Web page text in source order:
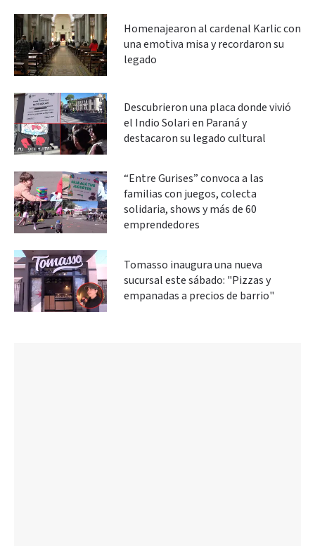
Homenajearon al cardenal Karlic con
una emotiva misa y recordaron su
legado
Descubrieron una placa donde vivió
el Indio Solari en Paraná y
destacaron su legado cultural
“Entre Gurises” convoca a las
familias con juegos, colecta
solidaria, shows y más de 60
emprendedores
Tomasso inaugura una nueva
sucursal este sábado: "Pizzas y
empanadas a precios de barrio"